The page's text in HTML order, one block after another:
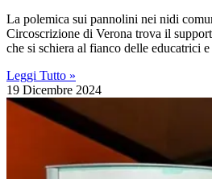
La polemica sui pannolini nei nidi
Circoscrizione di Verona trova il
che si schiera al fianco delle educatrici
Leggi Tutto »
19 Dicembre 2024